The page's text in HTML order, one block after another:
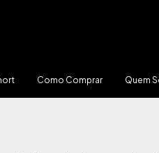
Como Comprar Quem